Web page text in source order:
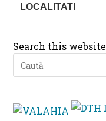
LOCALITATI
Search this website